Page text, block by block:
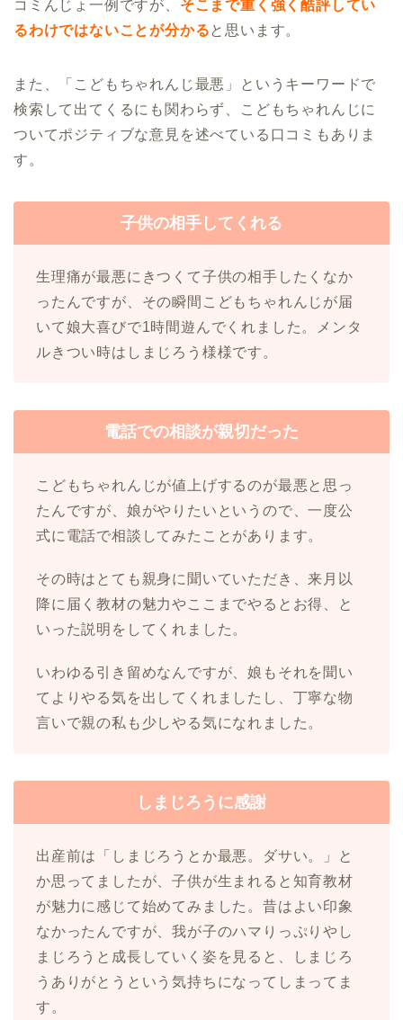
コミんじょ一例ですが、 そこまで重く強く酷評してい
るわけではないことが分かると思います。
また、「こどもちゃれんじ最悪」というキーワードで
検索して出てくるにも関わらず、こどもちゃれんじに
ついてポジティブな意見を述べている口コミもありま
す。
子供の相手してくれる
生理痛が最悪にきつくて子供の相手したくなか
ったんですが、その瞬間こどもちゃれんじが届
いて娘大喜びで1時間遊んでくれました。メンタ
ルきつい時はしまじろう様様です。
電話での相談が親切だった
こどもちゃれんじが値上げするのが最悪と思っ
たんですが、娘がやりたいというので、一度公
式に電話で相談してみたことがあります。
その時はとても親身に聞いていただき、来月以
降に届く教材の魅力やここまでやるとお得、と
いった説明をしてくれました。
いわゆる引き留めなんですが、娘もそれを聞い
てよりやる気を出してくれましたし、丁寧な物
言いで親の私も少しやる気になれました。
しまじろうに感謝
出産前は「しまじろうとか最悪。ダサい。」と
か思ってましたが、子供が生まれると知育教材
が魅力に感じて始めてみました。昔はよい印象
なかったんですが、我が子のハマりっぷりやし
まじろうと成長していく姿を見ると、しまじろ
うありがとうという気持ちになってしまってま
す。